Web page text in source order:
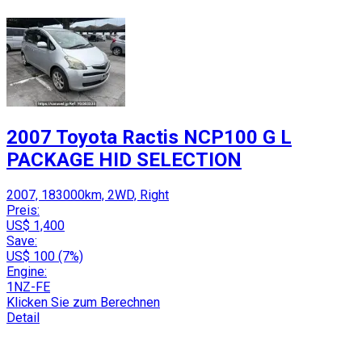
2007 Toyota Ractis NCP100 G L
PACKAGE HID SELECTION
2007, 183000km, 2WD, Right
Preis:
US$ 1,400
Save:
US$ 100 (7%)
Engine:
1NZ-FE
Klicken Sie zum Berechnen
Detail